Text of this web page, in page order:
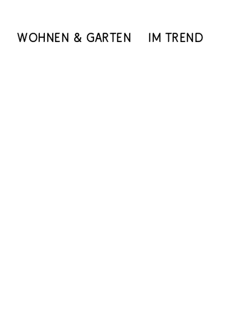
Wohnen & Garten Im Trend